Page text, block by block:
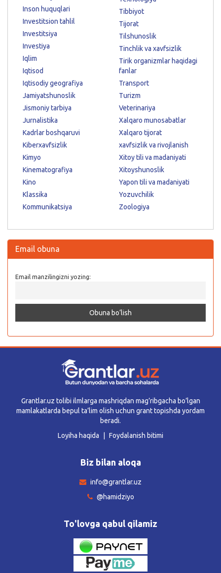
Inson huquqlari
Investitsion tahlil
Investitsiya
Investiya
Iqlim
Iqtisod
Iqtisodiy geografiya
Jamiyatshunoslik
Jismoniy tarbiya
Jurnalistika
Kadrlar boshqaruvi
Kiberxavfsizlik
Kimyo
Kinematografiya
Kino
Klassika
Kommunikatsiya
Tibbiyot
Tijorat
Tilshunoslik
Tinchlik va xavfsizlik
Tirik organizmlar haqidagi
fanlar
Transport
Turizm
Veterinariya
Xalqaro munosabatlar
Xalqaro tijorat
xavfsizlik va rivojlanish
Xitoy tili va madaniyati
Xitoyshunoslik
Yapon tili va madaniyati
Yozuvchilik
Zoologiya
Email obuna
Email manzilingizni yozing:
Grantlar.uz tolibi ilmlarga mashriqdan mag’ribgacha bo’lgan
mamlakatlarda bepul ta’lim olish uchun grant topishda yordam
beradi.
Loyiha haqida
Foydalanish bitimi
Biz bilan aloqa
info@grantlar.uz
@hamidziyo
To'lovga qabul qilamiz